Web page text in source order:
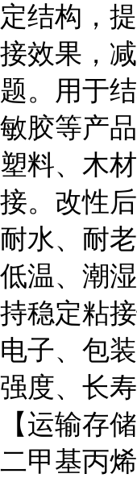
定结构，
接效果，
题。用于
敏胶等产
塑料、木
接。改性
耐水、耐
低温、潮
持稳定粘
电子、包
强度、长
【运输存储
二甲基丙